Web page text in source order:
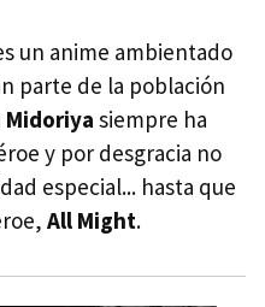
un anime ambientado
parte de la población
Midoriya siempre ha
y por desgracia no
especial... hasta que
All Might.